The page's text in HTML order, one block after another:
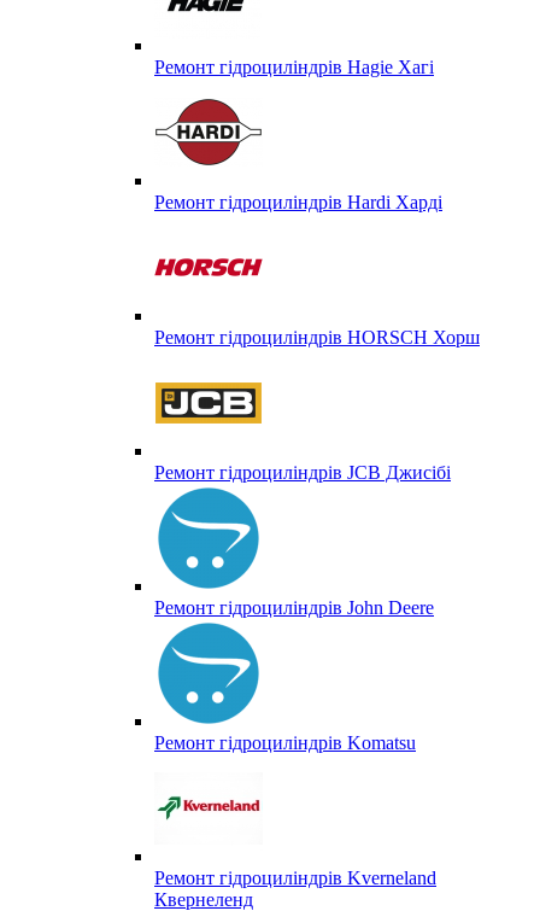
Ремонт гідроциліндрів Hagie Хагі
Ремонт гідроциліндрів Hardi Харді
Ремонт гідроциліндрів HORSCH Хорш
Ремонт гідроциліндрів JCB Джисібі
Ремонт гідроциліндрів John Deere
Ремонт гідроциліндрів Komatsu
Ремонт гідроциліндрів Kverneland
Квернеленд